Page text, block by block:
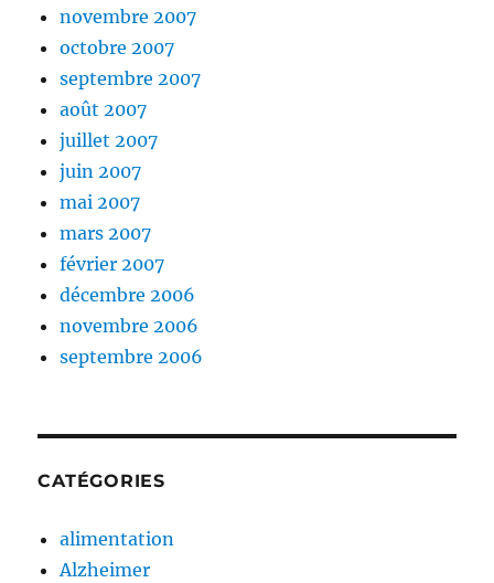
novembre 2007
octobre 2007
septembre 2007
août 2007
juillet 2007
juin 2007
mai 2007
mars 2007
février 2007
décembre 2006
novembre 2006
septembre 2006
CATÉGORIES
alimentation
Alzheimer